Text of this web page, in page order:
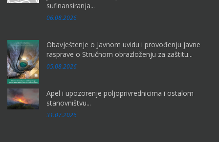
sufinansiranja...
06.08.2026
Obavještenje o Javnom uvidu i provođenju javne
rasprave o Stručnom obrazloženju za zaštitu...
05.08.2026
Apel i upozorenje poljoprivrednicima i ostalom
stanovništvu...
31.07.2026